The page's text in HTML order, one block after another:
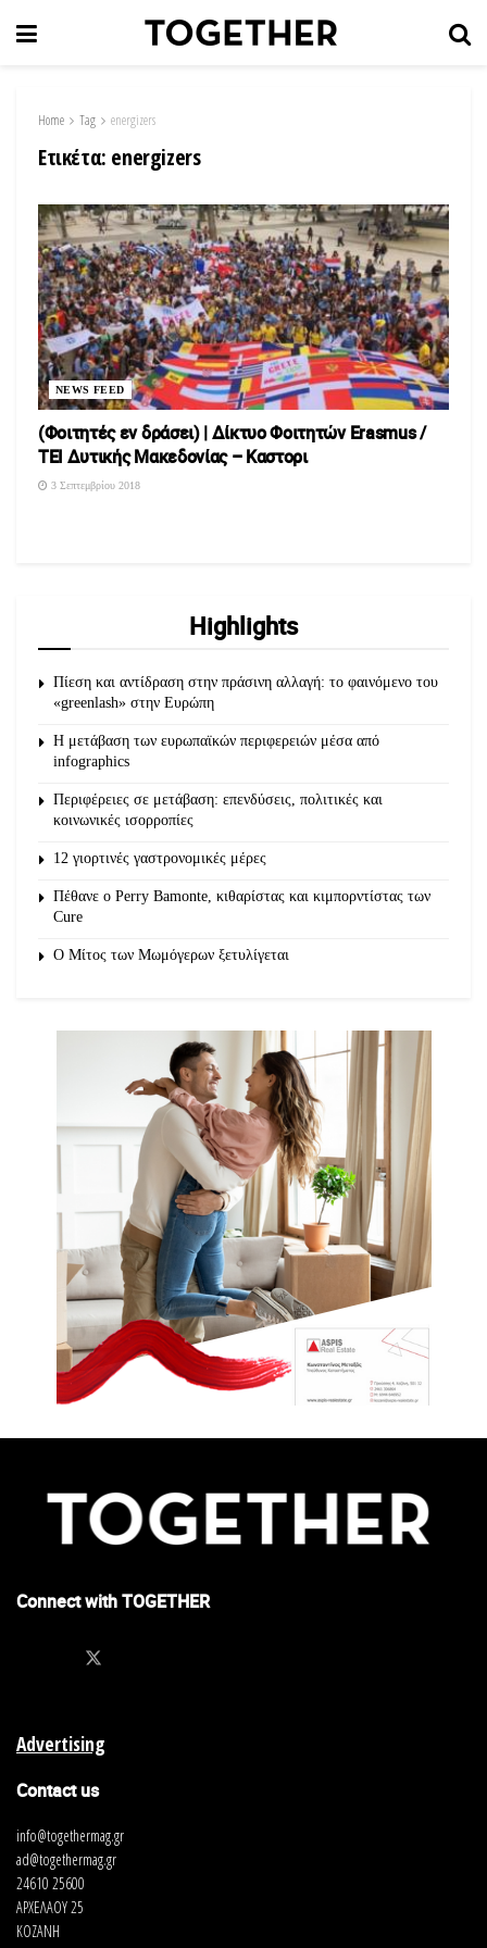
Home Tag energizers
Ετικέτα: energizers
NEWS FEED
(Φοιτητές εν δράσει) | Δίκτυο Φοιτητών Erasmus /
TEI Δυτικής Μακεδονίας – Καστορι
3 Σεπτεμβρίου 2018
Highlights
Πίεση και αντίδραση στην πράσινη αλλαγή: το φαινόμενο του
«greenlash» στην Ευρώπη
Η μετάβαση των ευρωπαϊκών περιφερειών μέσα από
infographics
Περιφέρειες σε μετάβαση: επενδύσεις, πολιτικές και
κοινωνικές ισορροπίες
12 γιορτινές γαστρονομικές μέρες
Πέθανε ο Perry Bamonte, κιθαρίστας και κιμπορντίστας των
Cure
O Μίτος των Μωμόγερων ξετυλίγεται
Connect with TOGETHER
Advertising
Contact us
info@togethermag.gr
ad@togethermag.gr
24610 25600
ΑΡΧΕΛΑΟΥ 25
ΚΟΖΑΝΗ